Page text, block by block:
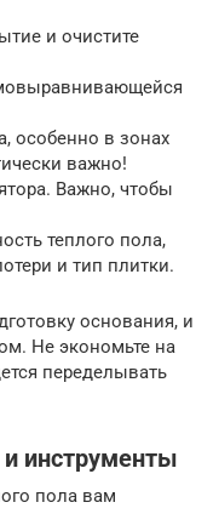
и очистите
особенно в зонах
важно!
Важно, чтобы
теплого пола,
и тип плитки.
основания, и
Не экономьте на
переделывать
инструменты
пола вам